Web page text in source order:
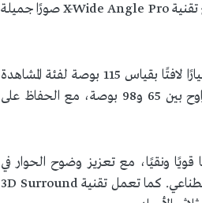
زوايا مشاهدة واسعة: يضمن التشغيل المستقل لمصابيح RGB LED مع تقنية X-Wide Angle Pro صورًا جميلة
شاشة كبيرة لتجربة سينمائية غامرة: يقدّم تلفزيون BRAVIA 9 II خيارًا لافتًا بقياس 115 بوصة لفئة المشاهدة
السينمائية الواسعة، بينما يتوفر تلفزيون BRAVIA 7 II بأحجام تتراوح بين 65 و98 بوصة، مع الحفاظ على
ونقيًا، مع تعزيز وضوح الحوار في
السياق المعروض بفضل تقنية Voice Zoom 3™المدعومة بالذكاء الاصطناعي. كما تعمل تقنية 3D Surround